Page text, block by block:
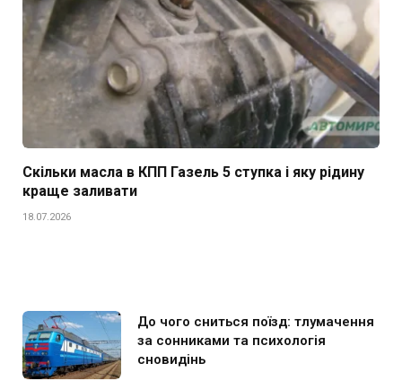
Скільки масла в КПП Газель 5 ступка і яку рідину
краще заливати
18.07.2026
До чого сниться поїзд: тлумачення
за сонниками та психологія
сновидінь